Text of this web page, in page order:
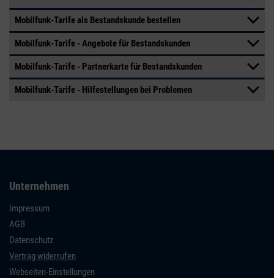
Mobilfunk-Tarife als Bestandskunde bestellen
Mobilfunk-Tarife - Angebote für Bestandskunden
Mobilfunk-Tarife - Partnerkarte für Bestandskunden
Mobilfunk-Tarife - Hilfestellungen bei Problemen
Unternehmen
Impressum
AGB
Datenschutz
Vertrag widerrufen
Webseiten-Einstellungen